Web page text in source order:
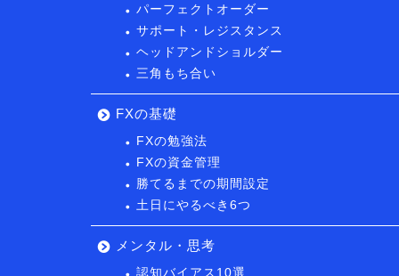
パーフェクトオーダー
サポート・レジスタンス
ヘッドアンドショルダー
三角もち合い
FXの基礎
FXの勉強法
FXの資金管理
勝てるまでの期間設定
土日にやるべき6つ
メンタル・思考
認知バイアス10選